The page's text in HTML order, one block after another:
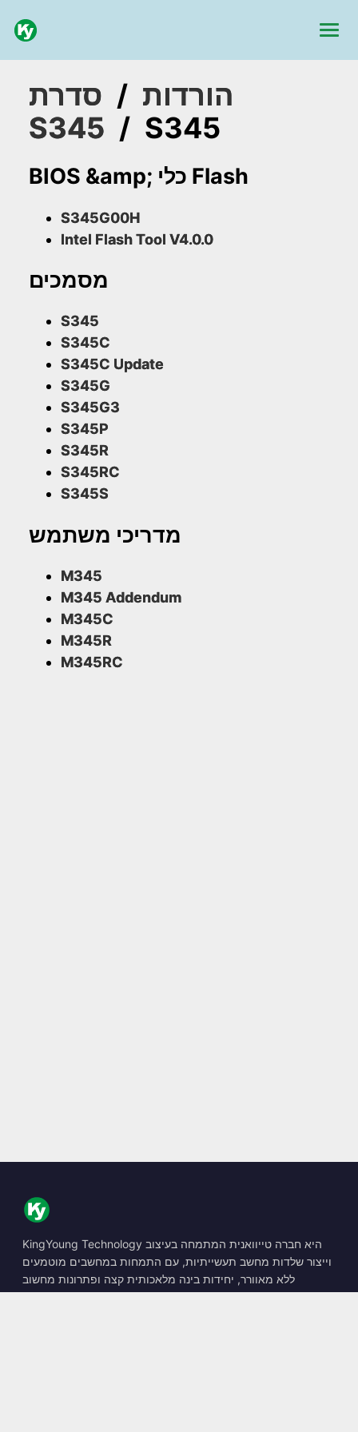
הורדות / סדרת
S345 / S345
BIOS &amp; כלי Flash
S345G00H
Intel Flash Tool V4.0.0
מסמכים
S345
S345C
S345C Update
S345G
S345G3
S345P
S345R
S345RC
S345S
מדריכי משתמש
M345
M345 Addendum
M345C
M345R
M345RC
KingYoung Technology היא חברה טייוואנית המתמחה בעיצוב
וייצור שלדות מחשב תעשייתיות, עם התמחות במחשבים מוטמעים
ללא מאוורר, יחידות בינה מלאכותית קצה ופתרונות מחשוב
קשיחים.